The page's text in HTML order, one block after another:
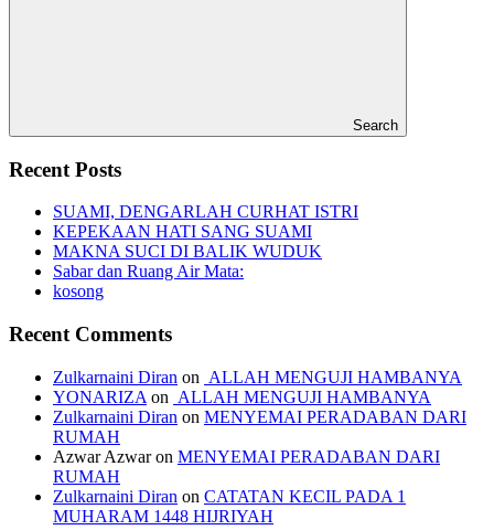
Search
Recent Posts
SUAMI, DENGARLAH CURHAT ISTRI
KEPEKAAN HATI SANG SUAMI
MAKNA SUCI DI BALIK WUDUK
Sabar dan Ruang Air Mata:
kosong
Recent Comments
Zulkarnaini Diran on ALLAH MENGUJI HAMBANYA
YONARIZA on ALLAH MENGUJI HAMBANYA
Zulkarnaini Diran on MENYEMAI PERADABAN DARI
RUMAH
Azwar Azwaron MENYEMAI PERADABAN DARI
RUMAH
Zulkarnaini Diran on CATATAN KECIL PADA 1
MUHARAM 1448 HIJRIYAH